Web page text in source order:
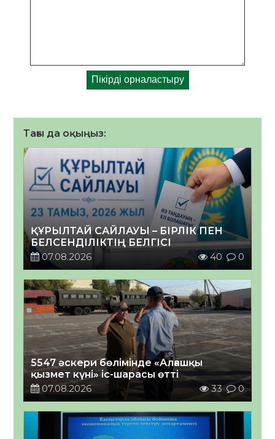
Тағы да оқыңыз:
ҚҰРЫЛТАЙ САЙЛАУЫ – БІРЛІК ПЕН
БЕЛСЕНДІЛІКТІҢ БЕЛГІСІ
07.08.2026
40 0
5547 әскери бөлімінде «Алғашқы
қызмет күні» іс-шарасы өтті
07.08.2026
33 0